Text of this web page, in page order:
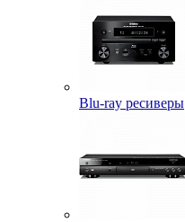
Blu-ray ресиверы